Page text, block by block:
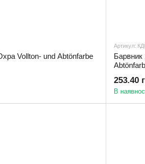
Vollton- und Abtönfarbe
Артикул:
Барвник
253.40
В